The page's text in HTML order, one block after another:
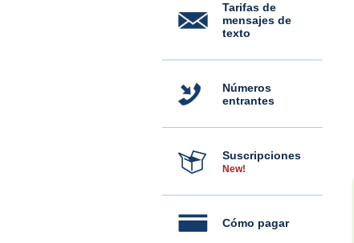
Tarifas de
mensajes de
texto
Números
entrantes
Suscripciones
New!
Cómo pagar